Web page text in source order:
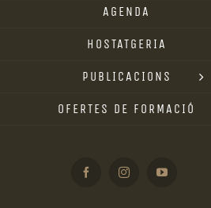
AGENDA
HOSTATGERIA
PUBLICACIONS
OFERTES DE FORMACIÓ
FacebookInstagramYouTube